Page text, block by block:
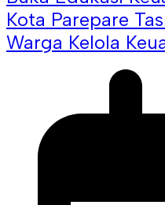
Kota Parepare
Warga Kelola